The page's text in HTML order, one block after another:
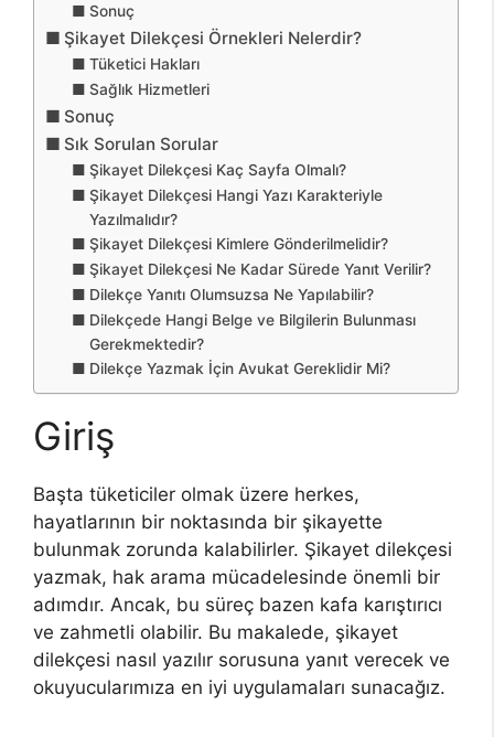
Sonuç
Şikayet Dilekçesi Örnekleri Nelerdir?
Tüketici Hakları
Sağlık Hizmetleri
Sonuç
Sık Sorulan Sorular
Şikayet Dilekçesi Kaç Sayfa Olmalı?
Şikayet Dilekçesi Hangi Yazı Karakteriyle
Yazılmalıdır?
Şikayet Dilekçesi Kimlere Gönderilmelidir?
Şikayet Dilekçesi Ne Kadar Sürede Yanıt Verilir?
Dilekçe Yanıtı Olumsuzsa Ne Yapılabilir?
Dilekçede Hangi Belge ve Bilgilerin Bulunması
Gerekmektedir?
Dilekçe Yazmak İçin Avukat Gereklidir Mi?
Giriş
Başta tüketiciler olmak üzere herkes,
hayatlarının bir noktasında bir şikayette
bulunmak zorunda kalabilirler. Şikayet dilekçesi
yazmak, hak arama mücadelesinde önemli bir
adımdır. Ancak, bu süreç bazen kafa karıştırıcı
ve zahmetli olabilir. Bu makalede, şikayet
dilekçesi nasıl yazılır sorusuna yanıt verecek ve
okuyucularımıza en iyi uygulamaları sunacağız.